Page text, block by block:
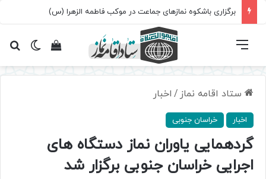
برگزاری باشکوه نمازهای جماعت در موکب فاطمه الزهرا (س)
تغییرمشاهده فهرست
ستاد اقامه نماز / اخبار
اخبار خراسان جنوبی
گردهمایی یاوران نماز دستگاه های
اجرایی خراسان جنوبی برگزار شد